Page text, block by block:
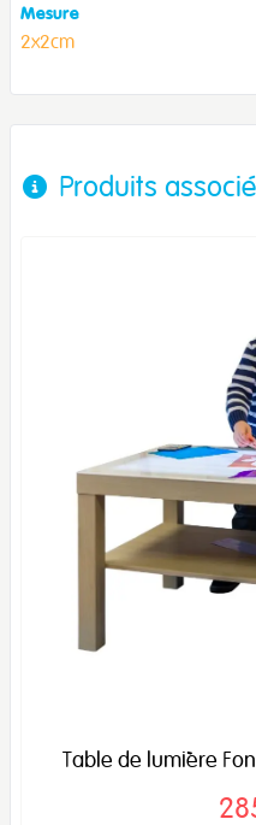
Mesure
2x2cm
Produits
Table de lumière